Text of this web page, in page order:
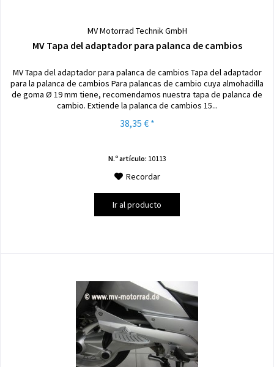
MV Motorrad Technik GmbH
MV Tapa del adaptador para palanca de cambios
MV Tapa del adaptador para palanca de cambios Tapa del adaptador
para la palanca de cambios Para palancas de cambio cuya almohadilla
de goma Ø 19 mm tiene, recomendamos nuestra tapa de palanca de
cambio. Extiende la palanca de cambios 15...
38,35 € *
N.º artículo: 10113
Recordar
Ir al producto